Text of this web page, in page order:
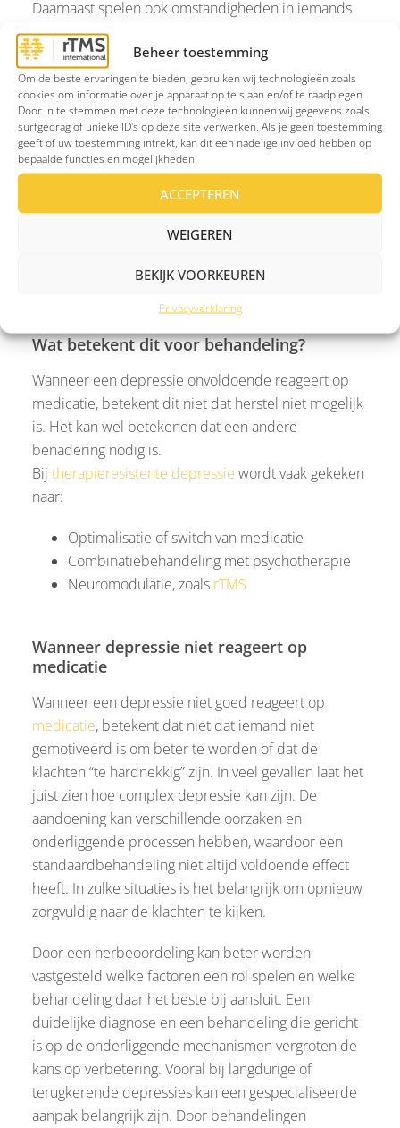
Beheer toestemming
Om de beste ervaringen te bieden, gebruiken wij technologieën zoals
cookies om informatie over je apparaat op te slaan en/of te raadplegen.
Door in te stemmen met deze technologieën kunnen wij gegevens zoals
surfgedrag of unieke ID's op deze site verwerken. Als je geen toestemming
geeft of uw toestemming intrekt, kan dit een nadelige invloed hebben op
bepaalde functies en mogelijkheden.
ACCEPTEREN
WEIGEREN
BEKIJK VOORKEUREN
Privacyverklaring
Daarnaast spelen ook omstandigheden in iemands
leven een belangrijke rol. Langdurige stress,
traumatische ervaringen of een belastende
thuissituatie kunnen het herstel bemoeilijken. Zelfs
wanneer medicatie helpt bij bepaalde klachten,
kunnen deze factoren ervoor zorgen dat de
verbetering beperkt blijft. Daarom wordt depressie
tegenwoordig vaak gezien als een samenspel van
biologische, psychologische en sociale factoren. Dat
betekent ook dat behandeling soms uit meerdere
onderdelen bestaat, zoals medicatie, therapie of
Wat betekent dit voor behandeling?
Wanneer een depressie onvoldoende reageert op
medicatie, betekent dit niet dat herstel niet mogelijk
is. Het kan wel betekenen dat een andere
benadering nodig is.
Bij therapieresistente depressie wordt vaak gekeken
naar:
Optimalisatie of switch van medicatie
Combinatiebehandeling met psychotherapie
Neuromodulatie, zoals rTMS
Wanneer depressie niet reageert op
medicatie
Wanneer een depressie niet goed reageert op
medicatie, betekent dat niet dat iemand niet
gemotiveerd is om beter te worden of dat de
klachten “te hardnekkig” zijn. In veel gevallen laat het
juist zien hoe complex depressie kan zijn. De
aandoening kan verschillende oorzaken en
onderliggende processen hebben, waardoor een
standaardbehandeling niet altijd voldoende effect
heeft. In zulke situaties is het belangrijk om opnieuw
zorgvuldig naar de klachten te kijken.
Door een herbeoordeling kan beter worden
vastgesteld welke factoren een rol spelen en welke
behandeling daar het beste bij aansluit. Een
duidelijke diagnose en een behandeling die gericht
is op de onderliggende mechanismen vergroten de
kans op verbetering. Vooral bij langdurige of
terugkerende depressies kan een gespecialiseerde
aanpak belangrijk zijn. Door behandelingen